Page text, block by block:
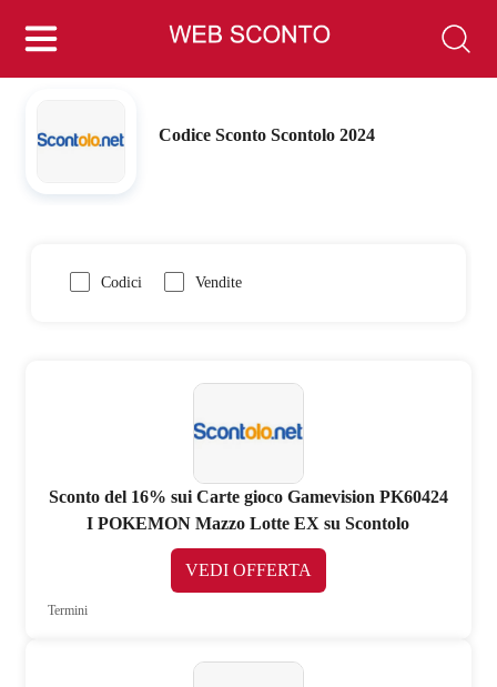
Codice Sconto Scontolo 2024
Codici Vendite
Sconto del 16% sui Carte gioco Gamevision PK60424
I POKEMON Mazzo Lotte EX su Scontolo
VEDI OFFERTA
Termini